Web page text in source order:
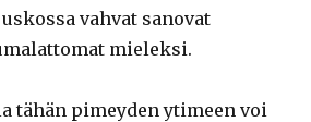
vahvat sanovat
mieleksi.
tähän pimeyden ytimeen voi